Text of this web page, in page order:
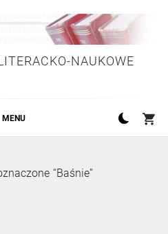
NAUKOWE
MENU
“Baśnie”